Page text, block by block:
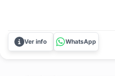
Ver info WhatsApp